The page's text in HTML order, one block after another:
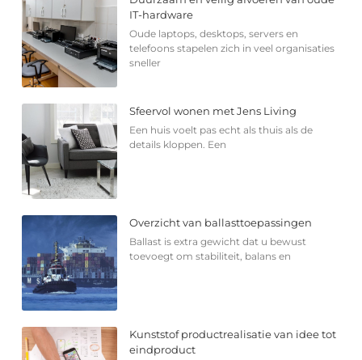
IT-hardware
Oude laptops, desktops, servers en
telefoons stapelen zich in veel organisaties
sneller
Sfeervol wonen met Jens Living
Een huis voelt pas echt als thuis als de
details kloppen. Een
Overzicht van ballasttoepassingen
Ballast is extra gewicht dat u bewust
toevoegt om stabiliteit, balans en
Kunststof productrealisatie van idee tot
eindproduct